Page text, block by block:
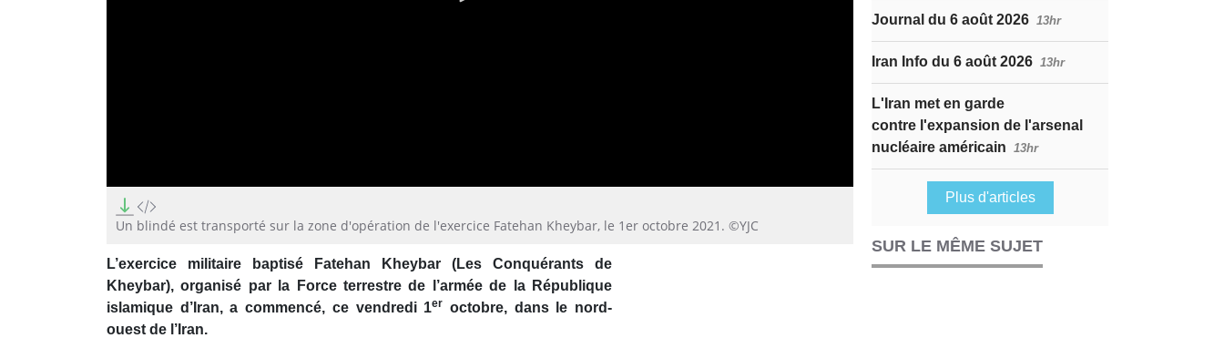
seconds
of
19
secondsVolume
90%
Un blindé est transporté sur la zone d'opération de l'exercice Fatehan Kheybar, le 1er octobre 2021. ©YJC
L’exercice militaire baptisé Fatehan Kheybar (Les Conquérants de
Kheybar), organisé par la Force terrestre de l’armée de la République
islamique d’Iran, a commencé, ce vendredi 1er octobre, dans le nord-
ouest de l’Iran.
Journal du 6 août 2026 13hr
Iran Info du 6 août 2026 13hr
L'Iran met en garde
contre l'expansion de l'arsenal
nucléaire américain 13hr
Plus d'articles
SUR LE MÊME SUJET